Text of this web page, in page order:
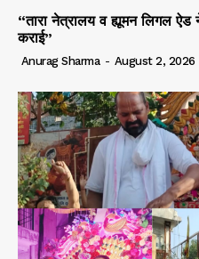
“तारा नेत्रालय व ह्यूमन लिगल
कराई”
Anurag Sharma - August 2, 2026